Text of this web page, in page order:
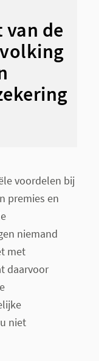
van de
voordelen bij
premies en
niemand
met
daarvoor
niet